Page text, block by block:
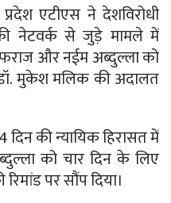
एटीएस ने देशविरोधी
नेटवर्क से जुड़े मामले में
फराज और नईम अब्दुल्ला को
मुकेश मलिक की अदालत
की न्यायिक हिरासत में
को चार दिन के लिए
पर सौंप दिया।